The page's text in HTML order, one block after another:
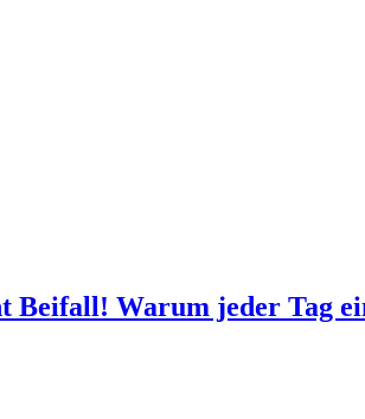
Beifall! Warum jeder Tag